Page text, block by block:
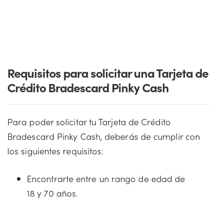
Requisitos para solicitar una Tarjeta de
Crédito Bradescard Pinky Cash
Para poder solicitar tu Tarjeta de Crédito
Bradescard Pinky Cash, deberás de cumplir con
los siguientes requisitos:
Encontrarte entre un rango de edad de
18 y 70 años.